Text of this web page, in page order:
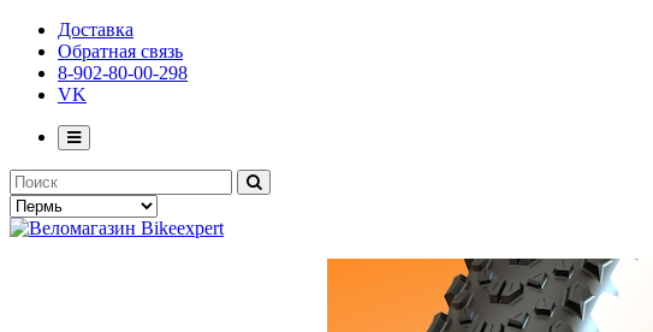
Доставка
Обратная связь
8-902-80-00-298
VK